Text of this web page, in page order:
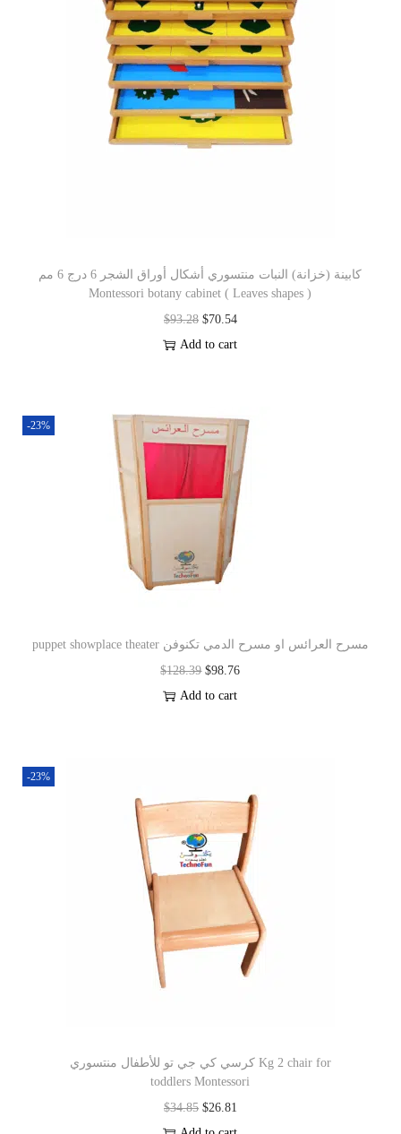
كابينة (خزانة) النبات منتسوري أشكال أوراق الشجر 6 درج 6 مم
Montessori botany cabinet ( Leaves shapes )
$93.28 $70.54
Add to cart
-23%
puppet showplace theater مسرح العرائس او مسرح الدمي تكنوفن
$128.39 $98.76
Add to cart
-23%
كرسي كي جي تو للأطفال منتسوري Kg 2 chair for
toddlers Montessori
$34.85 $26.81